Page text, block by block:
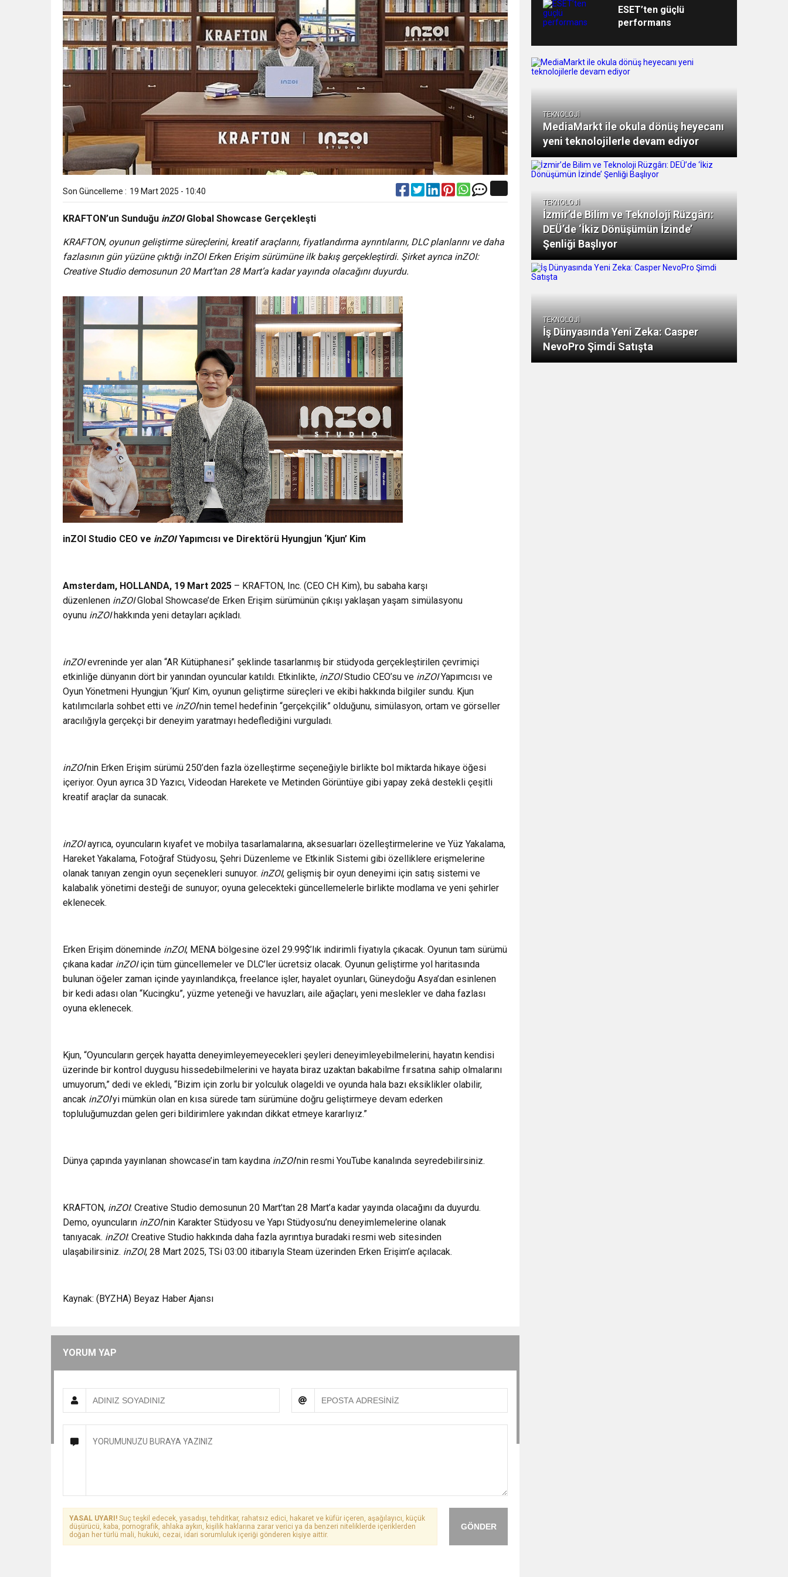
Son Güncelleme : 19 Mart 2025 - 10:40
KRAFTON’un Sunduğu inZOIGlobal Showcase Gerçekleşti
KRAFTON, oyunun geliştirme süreçlerini, kreatif araçlarını, fiyatlandırma ayrıntılarını, DLC planlarını ve daha
fazlasının gün yüzüne çıktığı inZOI Erken Erişim sürümüne ilk bakış gerçekleştirdi. Şirket ayrıca inZOI:
Creative Studio demosunun 20 Mart’tan 28 Mart’a kadar yayında olacağını duyurdu.
inZOI Studio CEO ve inZOIYapımcısı ve Direktörü Hyungjun ‘Kjun’ Kim
Amsterdam, HOLLANDA, 19 Mart 2025 – KRAFTON, Inc. (CEO CH Kim), bu sabaha karşı
düzenlenen inZOIGlobal Showcase’de Erken Erişim sürümünün çıkışı yaklaşan yaşam simülasyonu
oyunu inZOIhakkında yeni detayları açıkladı.
inZOIevreninde yer alan “AR Kütüphanesi” şeklinde tasarlanmış bir stüdyoda gerçekleştirilen çevrimiçi
etkinliğe dünyanın dört bir yanından oyuncular katıldı. Etkinlikte, inZOIStudio CEO’su ve inZOIYapımcısı ve
Oyun Yönetmeni Hyungjun ‘Kjun’ Kim, oyunun geliştirme süreçleri ve ekibi hakkında bilgiler sundu. Kjun
katılımcılarla sohbet etti ve inZOI‘nin temel hedefinin “gerçekçilik” olduğunu, simülasyon, ortam ve görseller
aracılığıyla gerçekçi bir deneyim yaratmayı hedeflediğini vurguladı.
inZOI‘nin Erken Erişim sürümü 250’den fazla özelleştirme seçeneğiyle birlikte bol miktarda hikaye öğesi
içeriyor. Oyun ayrıca 3D Yazıcı, Videodan Harekete ve Metinden Görüntüye gibi yapay zekâ destekli çeşitli
kreatif araçlar da sunacak.
inZOIayrıca, oyuncuların kıyafet ve mobilya tasarlamalarına, aksesuarları özelleştirmelerine ve Yüz Yakalama,
Hareket Yakalama, Fotoğraf Stüdyosu, Şehri Düzenleme ve Etkinlik Sistemi gibi özelliklere erişmelerine
olanak tanıyan zengin oyun seçenekleri sunuyor. inZOI, gelişmiş bir oyun deneyimi için satış sistemi ve
kalabalık yönetimi desteği de sunuyor; oyuna gelecekteki güncellemelerle birlikte modlama ve yeni şehirler
eklenecek.
Erken Erişim döneminde inZOI, MENA bölgesine özel 29.99$’lık indirimli fiyatıyla çıkacak. Oyunun tam sürümü
çıkana kadar inZOIiçin tüm güncellemeler ve DLC’ler ücretsiz olacak. Oyunun geliştirme yol haritasında
bulunan öğeler zaman içinde yayınlandıkça, freelance işler, hayalet oyunları, Güneydoğu Asya’dan esinlenen
bir kedi adası olan “Kucingku”, yüzme yeteneği ve havuzları, aile ağaçları, yeni meslekler ve daha fazlası
oyuna eklenecek.
Kjun, “Oyuncuların gerçek hayatta deneyimleyemeyecekleri şeyleri deneyimleyebilmelerini, hayatın kendisi
üzerinde bir kontrol duygusu hissedebilmelerini ve hayata biraz uzaktan bakabilme fırsatına sahip olmalarını
umuyorum,” dedi ve ekledi, “Bizim için zorlu bir yolculuk olageldi ve oyunda hala bazı eksiklikler olabilir,
ancak inZOI’yi mümkün olan en kısa sürede tam sürümüne doğru geliştirmeye devam ederken
topluluğumuzdan gelen geri bildirimlere yakından dikkat etmeye kararlıyız.”
Dünya çapında yayınlanan showcase’in tam kaydına inZOI’nin resmi YouTube kanalında seyredebilirsiniz.
KRAFTON, inZOI: Creative Studio demosunun 20 Mart’tan 28 Mart’a kadar yayında olacağını da duyurdu.
Demo, oyuncuların inZOI‘nin Karakter Stüdyosu ve Yapı Stüdyosu’nu deneyimlemelerine olanak
tanıyacak. inZOI: Creative Studio hakkında daha fazla ayrıntıya buradaki resmi web sitesinden
ulaşabilirsiniz. inZOI, 28 Mart 2025, TSi 03:00 itibarıyla Steam üzerinden Erken Erişim’e açılacak.
Kaynak: (BYZHA) Beyaz Haber Ajansı
YORUM YAP
GÖNDER
YASAL UYARI! Suç teşkil edecek, yasadışı, tehditkar, rahatsız edici, hakaret ve küfür içeren, aşağılayıcı, küçük
düşürücü, kaba, pornografik, ahlaka aykırı, kişilik haklarına zarar verici ya da benzeri niteliklerde içeriklerden
doğan her türlü mali, hukuki, cezai, idari sorumluluk içeriği gönderen kişiye aittir.
ESET’ten güçlü
performans
TEKNOLOJİ
MediaMarkt ile okula dönüş heyecanı
yeni teknolojilerle devam ediyor
TEKNOLOJİ
İzmir’de Bilim ve Teknoloji Rüzgârı:
DEÜ’de ‘İkiz Dönüşümün İzinde’
Şenliği Başlıyor
TEKNOLOJİ
İş Dünyasında Yeni Zeka: Casper
NevoPro Şimdi Satışta